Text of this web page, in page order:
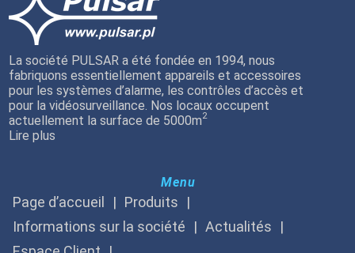
La société PULSAR a été fondée en 1994, nous
fabriquons essentiellement appareils et accessoires
pour les systèmes d’alarme, les contrôles d’accès et
pour la vidéosurveillance. Nos locaux occupent
actuellement la surface de 5000m2
Lire plus
Menu
Page d’accueil
Produits
Informations sur la société
Actualités